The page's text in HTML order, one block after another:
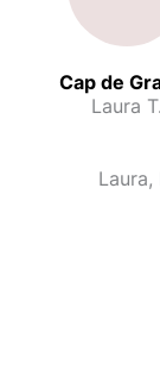
Cap de
Laura T.